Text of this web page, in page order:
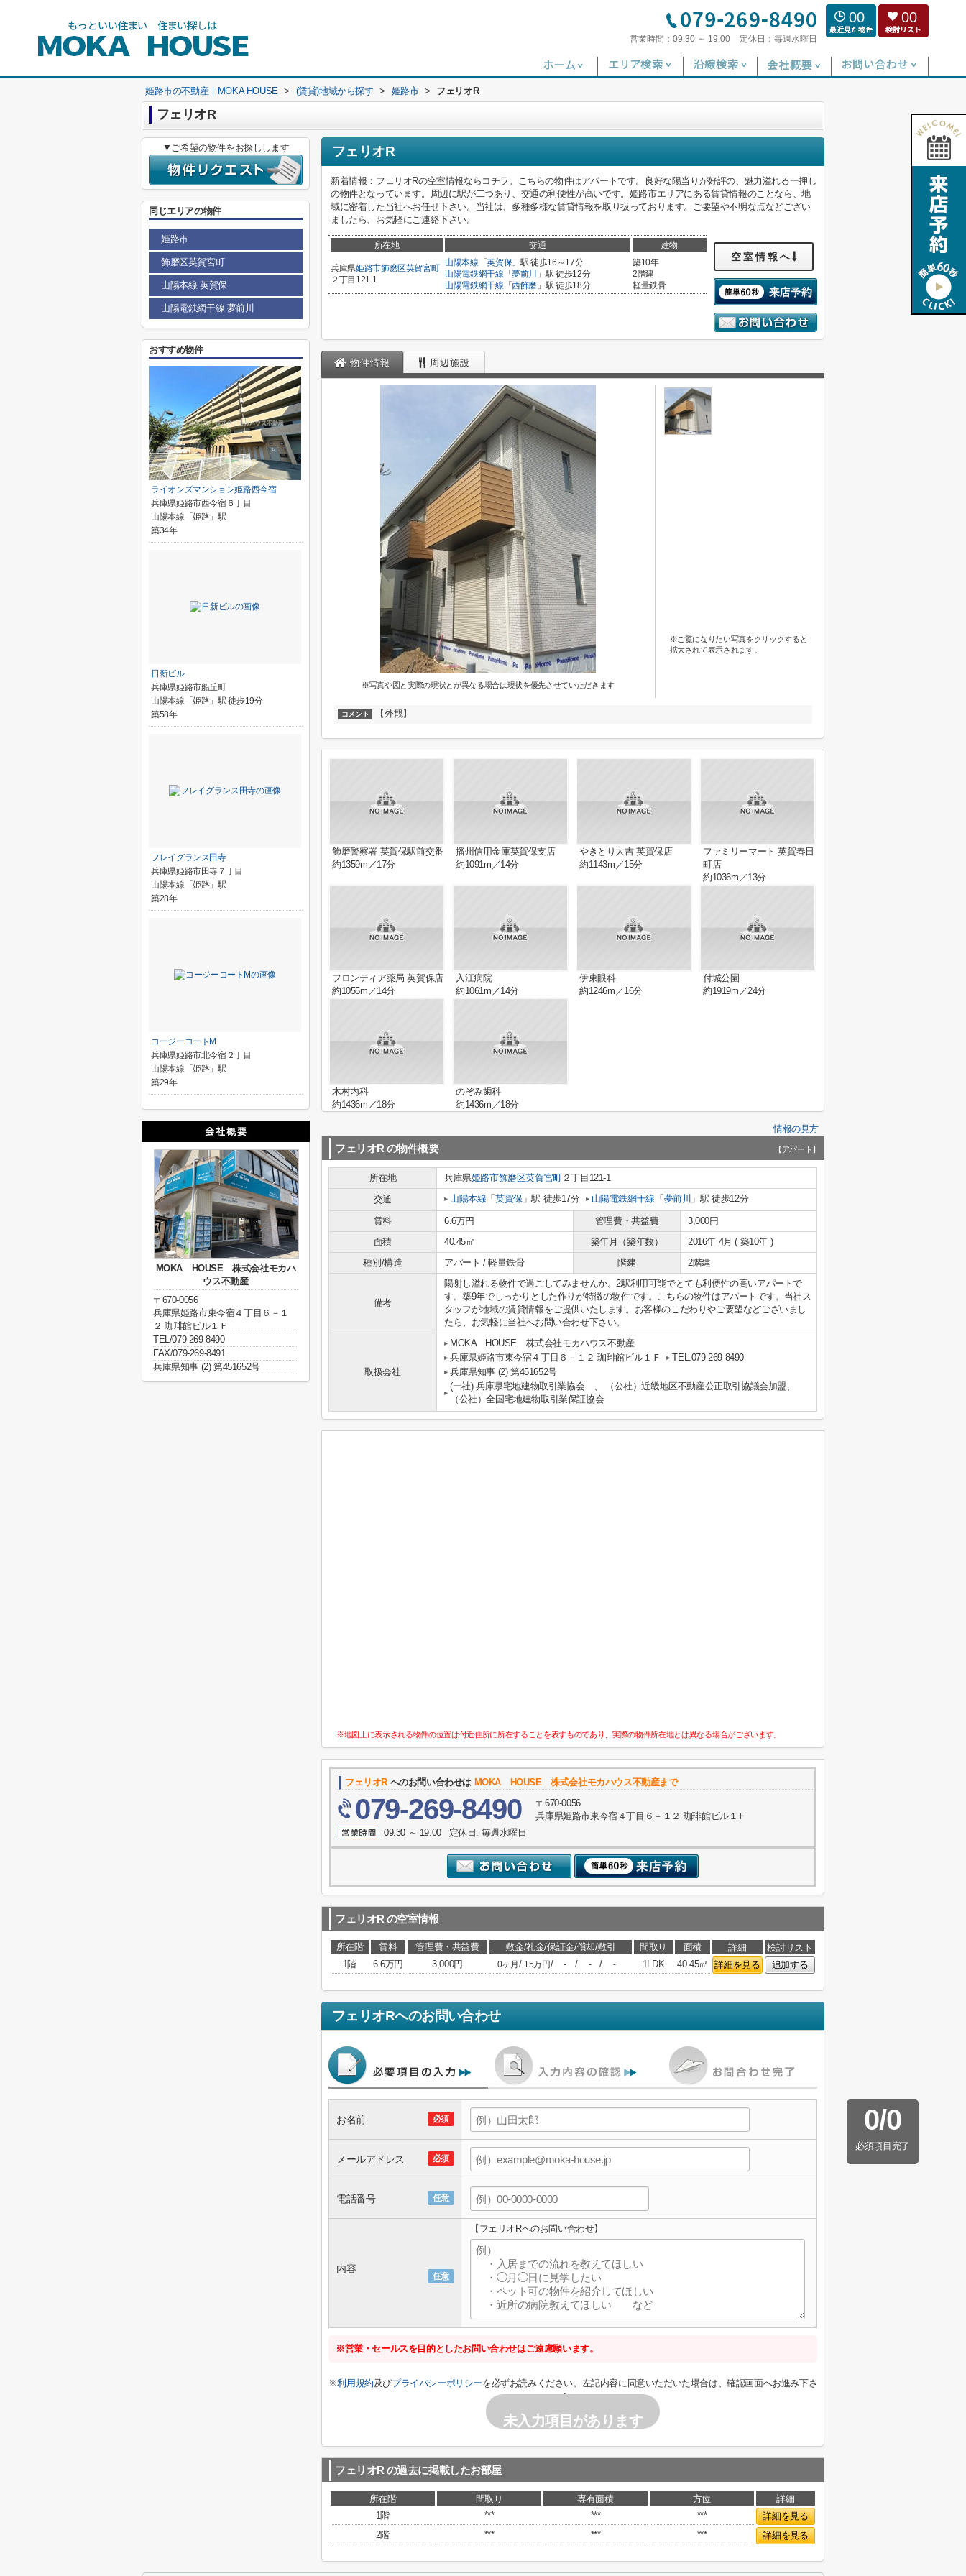
営業時間： 09:30 ～ 19:00 定休日： 毎週水曜日
00 00
姫路市の不動産｜MOKA HOUSE > (賃貸)地域から探す > 姫路市 > フェリオR
フェリオR
フェリオR
新着情報：フェリオRの空室情報ならコチラ。こちらの物件はアパートです。良好な陽当りが好評の、魅力溢れる一押し
の物件となっています。周辺に駅が二つあり、交通の利便性が高いです。姫路市エリアにある賃貸情報のことなら、地
域に密着した当社へお任せ下さい。当社は、多種多様な賃貸情報を取り扱っております。ご要望や不明な点などござい
ましたら、お気軽にご連絡下さい。
所在地 交通 建物
兵庫県姫路市飾磨区英賀宮町
２丁目121-1
山陽本線 「英賀保」駅 徒歩16～17分
山陽電鉄網干線 「夢前川
」駅 徒歩12分
山陽電鉄網干線 「西飾磨 」駅 徒歩18分
築10年
2階建
軽量鉄骨
空室情報へ
物件情報 周辺施設
※写真や図と実際の現状とが異なる場合は現状を優先させていただきます
※ご覧になりたい写真をクリックすると
拡大されて表示されます。
コメント 【外観】
飾磨警察署 英賀保駅前交番
約1359m／17分
播州信用金庫英賀保支店
約1091m／14分
やきとり大吉 英賀保店
約1143m／15分
ファミリーマート 英賀春日
町店
約1036m／13分
フロンティア薬局 英賀保店
約1055m／14分
入江病院
約1061m／14分
伊東眼科
約1246m／16分
付城公園
約1919m／24分
木村内科
約1436m／18分
のぞみ歯科
約1436m／18分
情報の見方
フェリオR の物件概要 【アパート】
所在地 兵庫県姫路市飾磨区英賀宮町２丁目121-1
交通
山陽本線 「英賀保」駅 徒歩17分 山陽電鉄網干線 「 夢前川 」駅 徒歩12分
賃料 6.6万円 管理費・共益費
3,000円
面積
40.45㎡ 築年月（築年数）
2016年 4月 ( 築10年 )
種別/構造
アパート / 軽量鉄骨 階建 2階建
備考
陽射し溢れる物件で過ごしてみませんか。2駅利用可能でとても利便性の高いアパートで
す。築9年でしっかりとした作りが特徴の物件です。こちらの物件はアパートです。当社ス
タッフが地域の賃貸情報をご提供いたします。お客様のこだわりやご要望などございまし
たら、お気軽に当社へお問い合わせ下さい。
取扱会社
MOKA HOUSE 株式会社モカハウス不動産
兵庫県姫路市東今宿４丁目６－１２ 珈琲館ビル１Ｆ
TEL:079-269-8490
兵庫県知事 (2) 第451652号
(一社) 兵庫県宅地建物取引業協会 、 （公社）近畿地区不動産公正取引協議会加盟、
（公社）全国宅地建物取引業保証協会
※地図上に表示される物件の位置は付近住所に所在することを表すものであり、実際の物件所在地とは異なる場合がございます。
フェリオR へのお問い合わせは MOKA HOUSE 株式会社モカハウス不動産まで
079-269-8490
〒670-0056
兵庫県姫路市東今宿４丁目６－１２ 珈琲館ビル１Ｆ
09:30 ～ 19:00 定休日: 毎週水曜日
フェリオR の空室情報
所在階 賃料 管理費・共益費 敷金/礼金/保証金/償却/敷引 間取り 面積 詳細
検討リスト
1階
6.6万円 3,000円 0ヶ月 / 15万円/ - / - / - 1LDK 40.45㎡ 詳細を見る 追加する
フェリオRへのお問い合わせ
0/0
必須項目完了
必須
お名前
必須
メールアドレス
任意
電話番号
任意
内容
【フェリオRへのお問い合わせ】
※営業・セールスを目的としたお問い合わせはご遠慮願います。
※利用規約及びプライバシーポリシーを必ずお読みください。左記内容に同意いただいた場合は、確認画面へお進み下さ
い。
未入力項目があります
フェリオR の過去に掲載したお部屋
所在階 間取り 専有面積 方位
詳細
1階
*** *** ***
詳細を見る
2階
*** *** *** 詳細を見る
▼ご希望の物件をお探しします
同じエリアの物件
姫路市
飾磨区英賀宮町
山陽本線 英賀保
山陽電鉄網干線 夢前川
おすすめ物件
ライオンズマンション姫路西今宿
兵庫県姫路市西今宿６丁目
山陽本線「姫路」駅
築34年
日新ビル
兵庫県姫路市船丘町
山陽本線「姫路」駅 徒歩19分
築58年
フレイグランス田寺
兵庫県姫路市田寺７丁目
山陽本線「姫路」駅
築28年
コージーコートM
兵庫県姫路市北今宿２丁目
山陽本線「姫路」駅
築29年
MOKA HOUSE 株式会社モカハ
ウス不動産
〒670-0056
兵庫県姫路市東今宿４丁目６－１
２ 珈琲館ビル１Ｆ
TEL/079-269-8490
FAX/079-269-8491
兵庫県知事 (2) 第451652号